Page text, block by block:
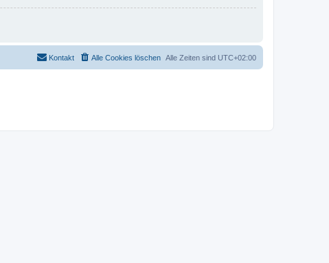
Alle Zeiten sind UTC+02:00
Alle Cookies löschen
Kontakt